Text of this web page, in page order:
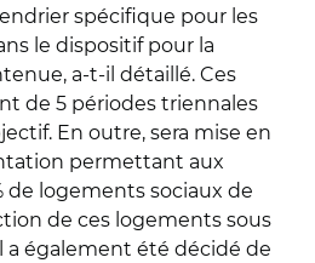
spécifique pour les
le dispositif pour la
a-t-il détaillé. Ces
de 5 périodes triennales
En outre, sera mise en
permettant aux
de logements sociaux de
de ces logements sous
a également été décidé de